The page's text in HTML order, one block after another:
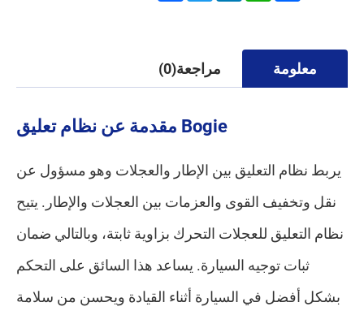
معلومة مراجعة(0)
مقدمة عن نظام تعليق Bogie
يربط نظام التعليق بين الإطار والعجلات وهو مسؤول عن
نقل وتخفيف القوى والعزمات بين العجلات والإطار. يتيح
نظام التعليق للعجلات التحرك بزاوية ثابتة، وبالتالي ضمان
ثبات توجيه السيارة. يساعد هذا السائق على التحكم
بشكل أفضل في السيارة أثناء القيادة ويحسن من سلامة